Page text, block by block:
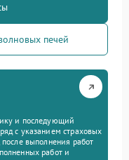
печей
и последующий
с указанием страховых
выполнения работ
работ и